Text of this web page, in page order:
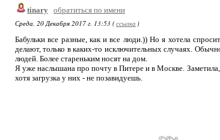
tinary обратиться по имени
Среда, 20 Декабря 2017 г. 13:53 (ссылка )
Бабульки все разные, как и все люди.)) Но я хотела
делают, только в каких-то исключительных случаях.
людей. Более стареньким носят на дом.
Я уже наслышана про почту в Питере и в Москве.
хотя загрузка у них - не позавидуешь.